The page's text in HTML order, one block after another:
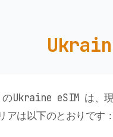
Ukraine eSIM は、現
アは以下のとおりです：